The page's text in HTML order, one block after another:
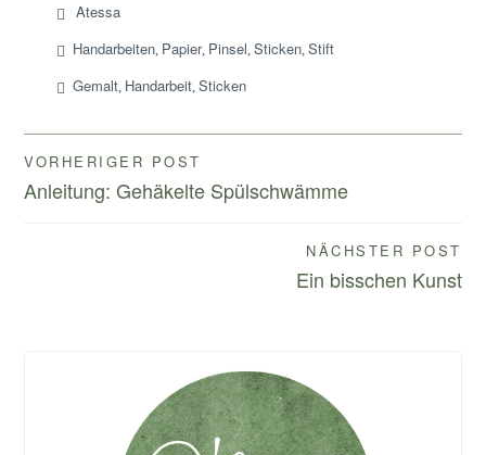
Atessa
Handarbeiten, Papier, Pinsel,Sticken,Stift
Gemalt, Handarbeit,Sticken
Beitragsnavigation
VORHERIGER POST
Anleitung: Gehäkelte Spülschwämme
NÄCHSTER POST
Ein bisschen Kunst